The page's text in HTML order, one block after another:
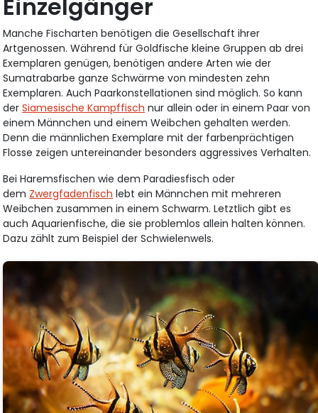
Einzelgänger
Manche Fischarten benötigen die Gesellschaft ihrer
Artgenossen. Während für Goldfische kleine Gruppen ab drei
Exemplaren genügen, benötigen andere Arten wie der
Sumatrabarbe ganze Schwärme von mindesten zehn
Exemplaren. Auch Paarkonstellationen sind möglich. So kann
derSiamesische Kampffisch nur allein oder in einem Paar von
einem Männchen und einem Weibchen gehalten werden.
Denn die männlichen Exemplare mit der farbenprächtigen
Flosse zeigen untereinander besonders aggressives Verhalten.
Bei Haremsfischen wie dem Paradiesfisch oder
dem Zwergfadenfisch lebt ein Männchen mit mehreren
Weibchen zusammen in einem Schwarm. Letztlich gibt es
auch Aquarienfische, die sie problemlos allein halten können.
Dazu zählt zum Beispiel der Schwielenwels.